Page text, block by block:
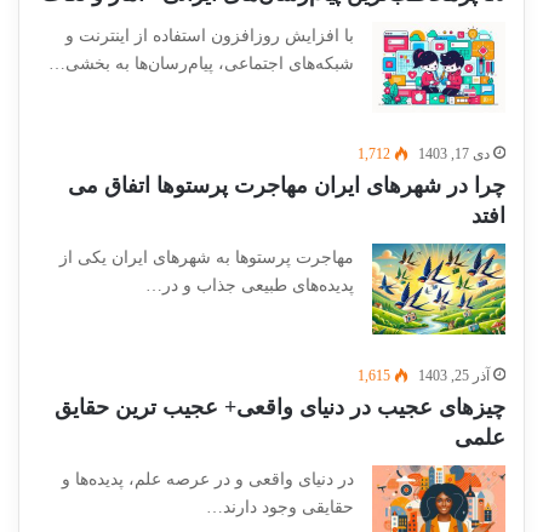
با افزایش روزافزون استفاده از اینترنت و
شبکه‌های اجتماعی، پیام‌رسان‌ها به بخشی…
دی 17, 1403 1,712
چرا در شهرهای ایران مهاجرت پرستوها اتفاق می
افتد
مهاجرت پرستوها به شهرهای ایران یکی از
پدیده‌های طبیعی جذاب و در…
آذر 25, 1403 1,615
چیزهای عجیب در دنیای واقعی+ عجیب ترین حقایق
علمی
در دنیای واقعی و در عرصه علم، پدیده‌ها و
حقایقی وجود دارند…